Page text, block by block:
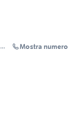
Mostra numero